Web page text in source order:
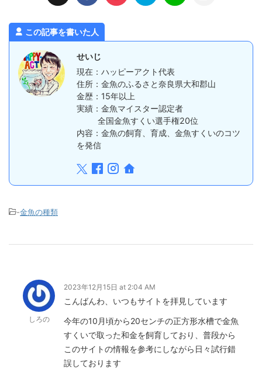
この記事を書いた人
せいじ
現在：ハッピーアクト代表
住所：金魚のふるさと奈良県大和郡山
金歴：15年以上
実績：金魚マイスター認定者
全国金魚すくい選手権20位
内容：金魚の飼育、育成、金魚すくいのコツ
を発信
-金魚の種類
しろの
2023年12月15日 at 2:04 AM
こんばんわ、いつもサイトを拝見しています
今年の10月頃から20センチの正方形水槽で金魚
すくいで取った和金を飼育しており、普段から
このサイトの情報を参考にしながら日々試行錯
誤しております